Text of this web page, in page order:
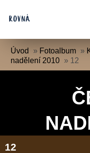
Úvod » Fotoalbum »
nadělení 2010 » 12
12